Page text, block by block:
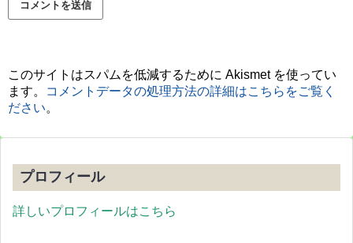
このサイトはスパムを低減するために Akismet を使ってい
ます。
コメントデータの処理方法の詳細はこちらをご覧く
ださい。
プロフィール
詳しいプロフィールはこちら